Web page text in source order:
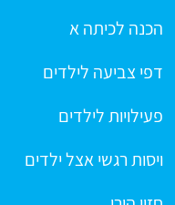
הכנה לכיתה א
דפי צביעה לילדים
פעילויות לילדים
ויסות רגשי אצל ילדים